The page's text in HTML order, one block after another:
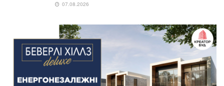
07.08.2026